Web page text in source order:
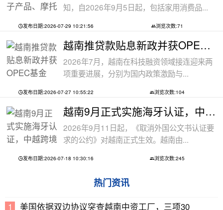
知，自2026年9月5日起，包括家用消费品...
发布日期:2026-07-29 10:21:56 浏览次数:71
越南推贷款贴息新政并获OPEC基金5000万美
2026年7月，越南在科技融资领域接连迎来两
项重要进展，分别为国内政策激励与...
发布日期:2026-07-27 10:55:22 浏览次数:104
越南9月正式实施海牙认证，中越跨境文件
2026年9月11日起，《取消外国公文书认证要
求的公约》对越南正式生效。越南由...
发布日期:2026-07-18 10:30:16 浏览次数:245
热门资讯
美国依据双边协议突查越南中资工厂，三项30